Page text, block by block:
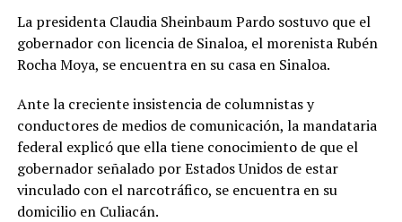
La presidenta Claudia Sheinbaum Pardo sostuvo que el
gobernador con licencia de Sinaloa, el morenista Rubén
Rocha Moya, se encuentra en su casa en Sinaloa.
Ante la creciente insistencia de columnistas y
conductores de medios de comunicación, la mandataria
federal explicó que ella tiene conocimiento de que el
gobernador señalado por Estados Unidos de estar
vinculado con el narcotráfico, se encuentra en su
domicilio en Culiacán.